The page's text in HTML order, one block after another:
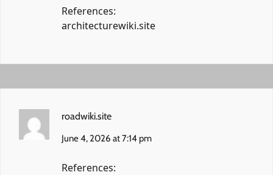
References:
architecturewiki.site
roadwiki.site
June 4, 2026 at 7:14 pm
References: